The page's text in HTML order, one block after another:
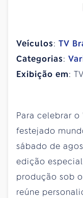
Veículos: TV
Categorias:
Exibição em:
Para celebrar
festejado
sábado de
edição
produção sob
reúne